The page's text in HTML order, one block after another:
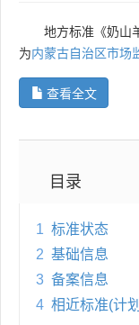
国外标准
地方标准《奶山
为内蒙古自治区市场
查看全文
目录
1 标准状态
2 基础信息
3 备案信息
4 相近标准(计